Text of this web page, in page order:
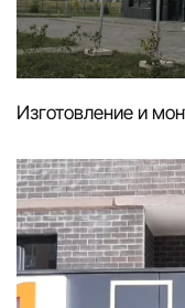
Изготовление и